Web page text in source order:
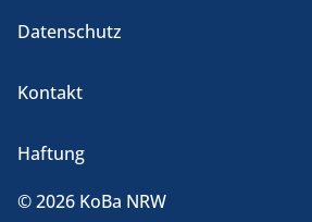
Datenschutz
Kontakt
Haftung
© 2026 KoBa NRW